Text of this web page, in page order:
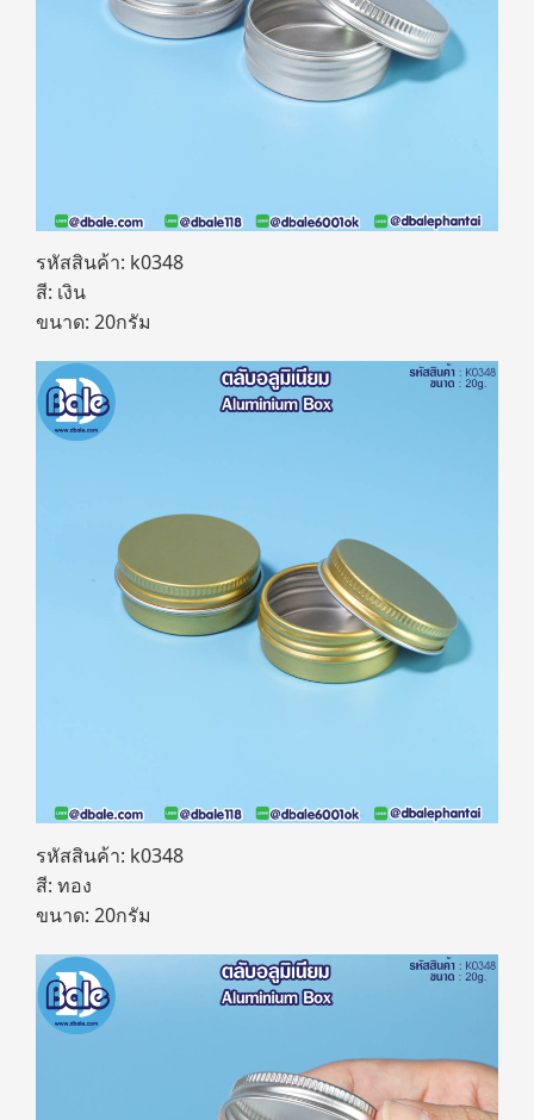
รหัสสินค้า: k0348
สี: เงิน
ขนาด: 20กรัม
รหัสสินค้า: k0348
สี: ทอง
ขนาด: 20กรัม